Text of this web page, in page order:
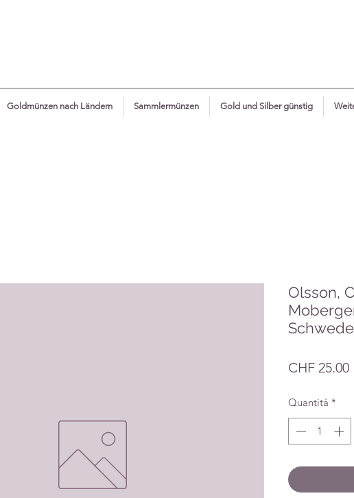
Goldmünzen nach Ländern Sammlermünzen Gold und Silber günstig
Olsson,
CHF 25.00
Quantità *